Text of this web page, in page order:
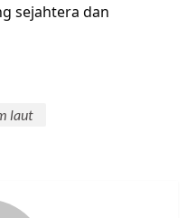
sejahtera dan
laut